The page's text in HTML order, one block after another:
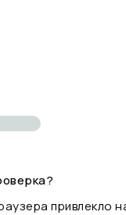
привлекло